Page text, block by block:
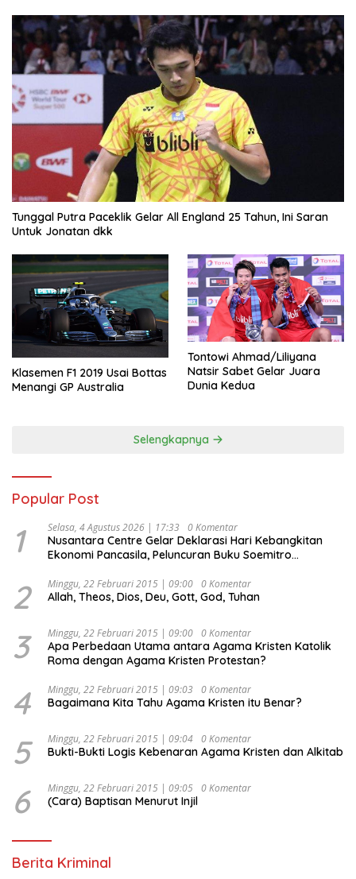
Tunggal Putra Paceklik Gelar All England 25 Tahun, Ini Saran
Untuk Jonatan dkk
Klasemen F1 2019 Usai Bottas
Menangi GP Australia
Tontowi Ahmad/Liliyana
Natsir Sabet Gelar Juara
Dunia Kedua
Selengkapnya
Popular Post
1 Selasa, 4 Agustus 2026 | 17:33 0 Komentar
Nusantara Centre Gelar Deklarasi Hari Kebangkitan
Ekonomi Pancasila, Peluncuran Buku Soemitro
Ekonomi Politik Indonesia) & Simposium Nasional
“Urgensi Undang-Undang Perekonomian Nasional dan
Indonesia Emas 2045”,
2 Minggu, 22 Februari 2015 | 09:00 0 Komentar
Allah, Theos, Dios, Deu, Gott, God, Tuhan
3 Minggu, 22 Februari 2015 | 09:00 0 Komentar
Apa Perbedaan Utama antara Agama Kristen Katolik
Roma dengan Agama Kristen Protestan?
4 Minggu, 22 Februari 2015 | 09:03 0 Komentar
Bagaimana Kita Tahu Agama Kristen itu Benar?
5 Minggu, 22 Februari 2015 | 09:04 0 Komentar
Bukti-Bukti Logis Kebenaran Agama Kristen dan Alkitab
6 Minggu, 22 Februari 2015 | 09:05 0 Komentar
(Cara) Baptisan Menurut Injil
Berita Kriminal